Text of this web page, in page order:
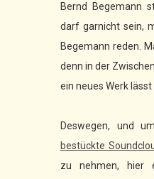
Bernd Begemann
darf garnicht sein,
Begemann reden.
denn in der
ein neues Werk
Deswegen, und
bestückte
zu nehmen, hier